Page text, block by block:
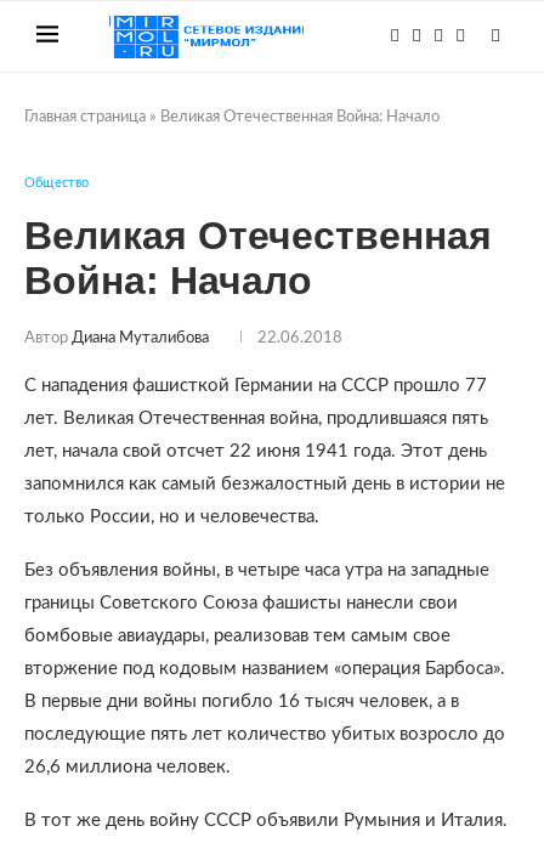
Главная страница » Великая Отечественная Война: Начало
Общество
Великая Отечественная
Война: Начало
Автор Диана Муталибова 22.06.2018
С нападения фашисткой Германии на СССР прошло 77
лет. Великая Отечественная война, продлившаяся пять
лет, начала свой отсчет 22 июня 1941 года. Этот день
запомнился как самый безжалостный день в истории не
только России, но и человечества.
Без объявления войны, в четыре часа утра на западные
границы Советского Союза фашисты нанесли свои
бомбовые авиаудары, реализовав тем самым свое
вторжение под кодовым названием «операция Барбоса».
В первые дни войны погибло 16 тысяч человек, а в
последующие пять лет количество убитых возросло до
26,6 миллиона человек.
В тот же день войну СССР объявили Румыния и Италия.